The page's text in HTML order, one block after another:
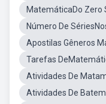
MatemáticaDo Zero
Número De
Apostilas Gêneros
Tarefas
Atividades De
Atividades De